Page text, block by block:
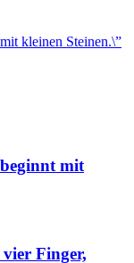
mit
Finger,